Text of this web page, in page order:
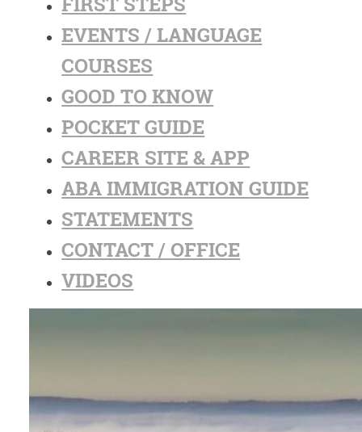
EVENTS / LANGUAGE
COURSES
GOOD TO KNOW
POCKET GUIDE
CAREER SITE & APP
ABA IMMIGRATION GUIDE
STATEMENTS
CONTACT / OFFICE
VIDEOS